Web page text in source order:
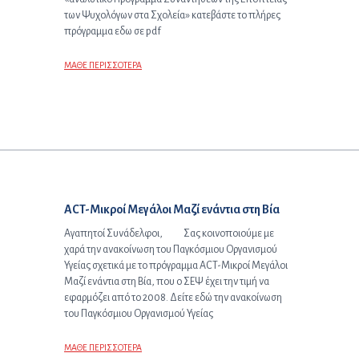
των Ψυχολόγων στα Σχολεία» κατεβάστε το πλήρες
πρόγραμμα εδω σε pdf
ΜΑΘΕ ΠΕΡΙΣΣΟΤΕΡΑ
Επόμενο άρθρο:
ACT-Μικροί Μεγάλοι Μαζί ενάντια στη Βία
Αγαπητοί Συνάδελφοι, Σας κοινοποιούμε με
χαρά την ανακοίνωση του Παγκόσμιου Οργανισμού
Υγείας σχετικά με το πρόγραμμα ACT-Μικροί Μεγάλοι
Μαζί ενάντια στη Βία, που ο ΣΕΨ έχει την τιμή να
εφαρμόζει από το 2008. Δείτε εδώ την ανακοίνωση
του Παγκόσμιου Οργανισμού Υγείας
ΜΑΘΕ ΠΕΡΙΣΣΟΤΕΡΑ